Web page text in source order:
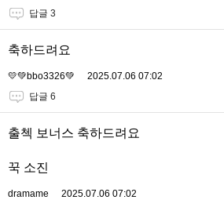
답글 3
축하드려요
💛💚bbo3326💚
2025.07.06 07:02
답글 6
출첵 보너스 축하드려요
꾹 소진
dramame
2025.07.06 07:02